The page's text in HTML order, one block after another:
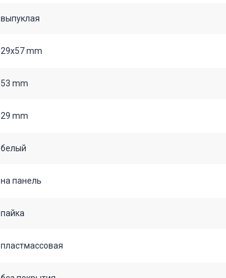
выпуклая
29х57 mm
53 mm
29 mm
белый
на панель
пайка
пластмассовая